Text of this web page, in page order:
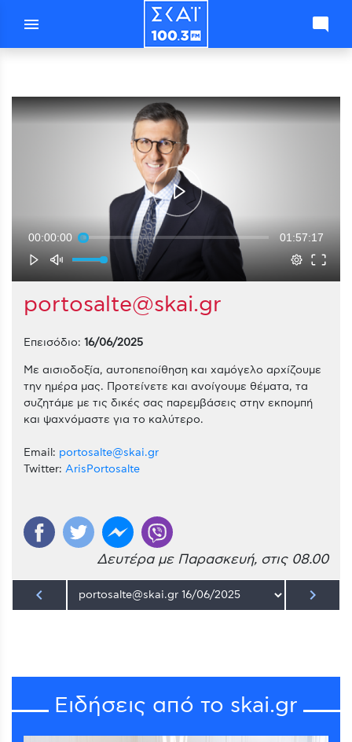
menu mode_comment
00:00:00 01:57:17
portosalte@skai.gr
Επεισόδιο: 16/06/2025
Με αισιοδοξία, αυτοπεποίθηση και χαμόγελο αρχίζουμε
την ημέρα μας. Προτείνετε και ανοίγουμε θέματα, τα
συζητάμε με τις δικές σας παρεμβάσεις στην εκπομπή
και ψαχνόμαστε για το καλύτερο.
Email: portosalte@skai.gr
Twitter: ArisPortosalte
Δευτέρα με Παρασκευή, στις 08.00
keyboard_arrow_left keyboard_arrow_right
Ειδήσεις από το skai.gr